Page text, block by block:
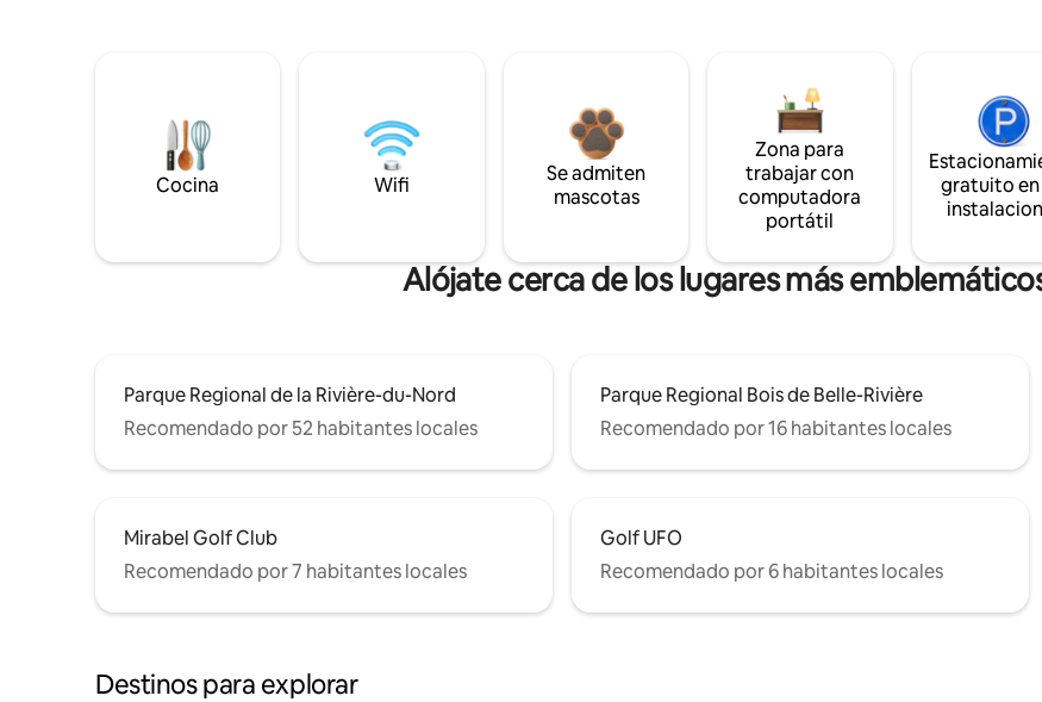
Cocina Wifi
Se admiten
mascotas
Zona para
trabajar con
computadora
portátil
gratuito en
Alójate cerca de los lugares más
Parque Regional de la Rivière-du-Nord
Recomendado por 52 habitantes locales
Parque Regional Bois de Belle-Rivière
Recomendado por 16 habitantes locales
Mirabel Golf Club
Recomendado por 7 habitantes locales
Golf UFO
Recomendado por 6 habitantes locales
Destinos para explorar